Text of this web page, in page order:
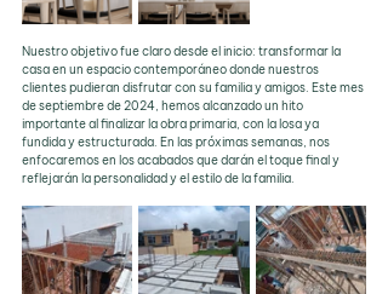
Nuestro objetivo fue claro desde el inicio: transformar la
casa en un espacio contemporáneo donde nuestros
clientes pudieran disfrutar con su familia y amigos. Este mes
de septiembre de 2024, hemos alcanzado un hito
importante al finalizar la obra primaria, con la losa ya
fundida y estructurada. En las próximas semanas, nos
enfocaremos en los acabados que darán el toque final y
reflejarán la personalidad y el estilo de la familia.